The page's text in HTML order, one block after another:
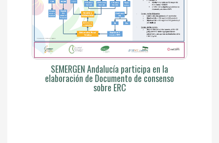
SEMERGEN Andalucía participa en la
elaboración de Documento de consenso
sobre ERC